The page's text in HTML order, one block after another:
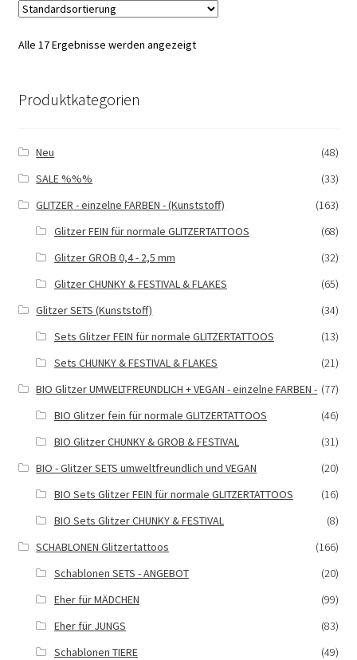
Alle 17 Ergebnisse werden angezeigt
Produktkategorien
Neu
(48)
SALE %%%
(33)
GLITZER - einzelne FARBEN - (Kunststoff)
(163)
Glitzer FEIN für normale GLITZERTATTOOS
(68)
Glitzer GROB 0,4 - 2,5 mm
(32)
Glitzer CHUNKY & FESTIVAL & FLAKES
(65)
Glitzer SETS (Kunststoff)
(34)
Sets Glitzer FEIN für normale GLITZERTATTOOS
(13)
Sets CHUNKY & FESTIVAL & FLAKES
(21)
BIO Glitzer UMWELTFREUNDLICH + VEGAN - einzelne FARBEN - (77)
BIO Glitzer fein für normale GLITZERTATTOOS
(46)
BIO Glitzer CHUNKY & GROB & FESTIVAL
(31)
BIO - Glitzer SETS umweltfreundlich und VEGAN
(20)
BIO Sets Glitzer FEIN für normale GLITZERTATTOOS
(16)
BIO Sets Glitzer CHUNKY & FESTIVAL
(8)
SCHABLONEN Glitzertattoos
(166)
Schablonen SETS - ANGEBOT
(20)
Eher für MÄDCHEN
(99)
Eher für JUNGS
(83)
Schablonen TIERE
(49)